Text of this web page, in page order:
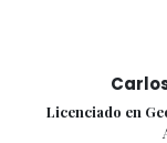
Licenciado en